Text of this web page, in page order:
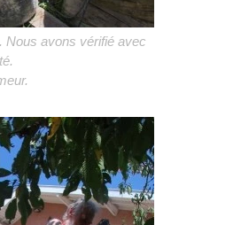
Nous avons vérifié avec